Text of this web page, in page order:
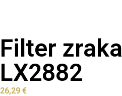
Filter
LX2882
26,29 €